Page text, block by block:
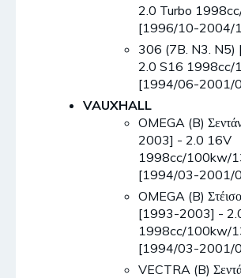
2.0 Turbo
[1996/10-2004/
306 (7B. N3.
2.0 S16 1998cc/
[1994/06-2001/
VAUXHALL
OMEGA (B)
2003] - 2.0 16V
1998cc/100kw/
[1994/03-2001/
OMEGA (B)
[1993-2003] -
1998cc/100kw/
[1994/03-2001/
VECTRA (B)